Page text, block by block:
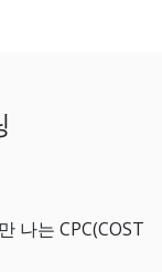
나는 CPC(COST